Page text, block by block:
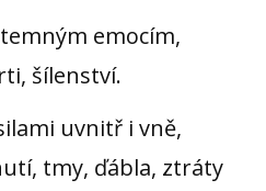
emocím,
šílenství.
uvnitř i vně,
tmy, ďábla, ztráty